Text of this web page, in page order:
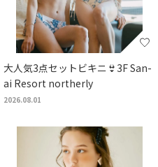
大人気3点セットビキニ👙3F San-
ai Resort northerly
2026.08.01